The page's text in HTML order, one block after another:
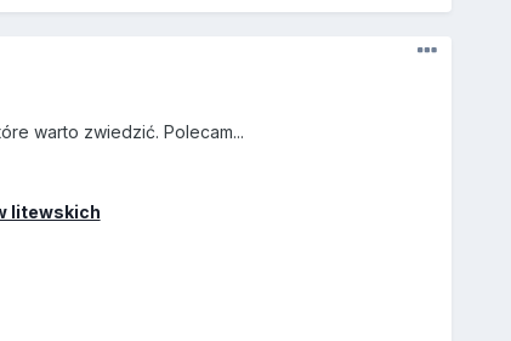
warto zwiedzić. Polecam...
litewskich